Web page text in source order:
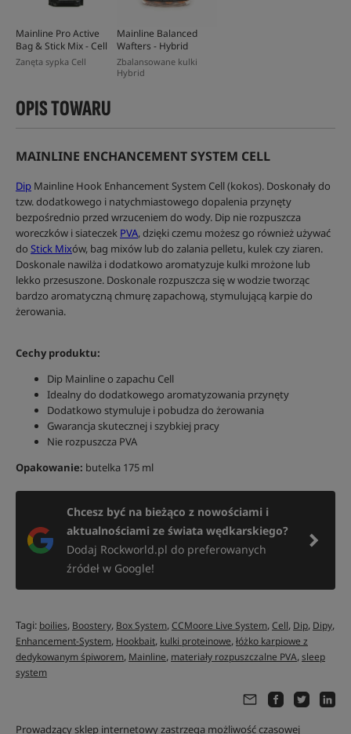
Mainline Pro Active
Bag & Stick Mix - Cell
Zanęta sypka Cell
Mainline Balanced
Wafters - Hybrid
Zbalansowane kulki
Hybrid
OPIS TOWARU
MAINLINE ENCHANCEMENT SYSTEM CELL
Dip Mainline Hook Enhancement System Cell (kokos). Doskonały do
tzw. dodatkowego i natychmiastowego dopalenia przynęty
bezpośrednio przed wrzuceniem do wody. Dip nie rozpuszcza
woreczków i siateczek PVA, dzięki czemu możesz go również używać
do Stick Mixów, bag mixów lub do zalania pelletu, kulek czy ziaren.
Doskonale nawilża i dodatkowo aromatyzuje kulki mrożone lub
lekko przesuszone. Doskonale rozpuszcza się w wodzie tworząc
bardzo aromatyczną chmurę zapachową, stymulującą karpie do
żerowania.
Cechy produktu:
Dip Mainline o zapachu Cell
Idealny do dodatkowego aromatyzowania przynęty
Dodatkowo stymuluje i pobudza do żerowania
Gwarancja skutecznej i szybkiej pracy
Nie rozpuszcza PVA
Opakowanie: butelka 175 ml
Chcesz być na bieżąco z nowościami i
aktualnościami ze świata wędkarskiego?
Dodaj Rockworld.pl do preferowanych
źródeł w Google!
Tagi: boilies, Boostery, Box System,CCMoore Live System,Cell, Dip, Dipy,
Enhancement-System, Hookbait, kulki proteinowe,łóżko karpiowe z
dedykowanym śpiworem, Mainline, materiały rozpuszczalne PVA,sleep
system
Prowadzący sklep internetowy zastrzega możliwość czasowej